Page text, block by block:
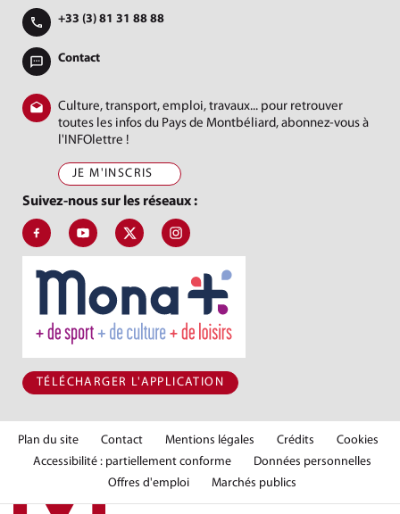
+33 (3) 81 31 88 88
Contact
Culture, transport, emploi, travaux... pour retrouver
toutes les infos du Pays de Montbéliard, abonnez-vous à
l'INFOlettre !
JE M'INSCRIS
Suivez-nous sur les réseaux :
Suivez-nous sur Facebook, J'aime le Pays de Montbéliard
Suivez-nous sur Youtube, Pays de Montbéliard
Suivez-nous sur X, Pays de Montbéliard
Suivez-nous sur Instagram, Pays de
TÉLÉCHARGER L'APPLICATION
Plan du site Contact Mentions légales Crédits
Cookies
Accessibilité : partiellement conforme
Données personnelles
Offres d'emploi
Marchés publics